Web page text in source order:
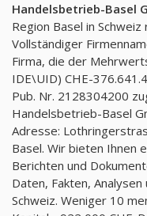
Handelsbetrieb-Basel
Region Basel in
Vollständiger
Firma, die der
IDE\UID) CHE-
Pub. Nr. 2128304200
Handelsbetrieb-Basel
Adresse:
Basel. Wir bieten Ihnen
Berichten und
Daten, Fakten,
Schweiz. Weniger 10